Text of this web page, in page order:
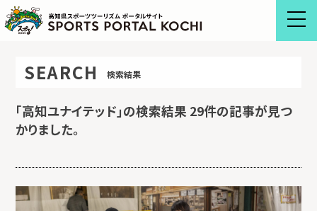
Skip
to
SEARCH 検索結果
「高知ユナイテッド 」の検索結果 29件の記事が見つ
かりました。